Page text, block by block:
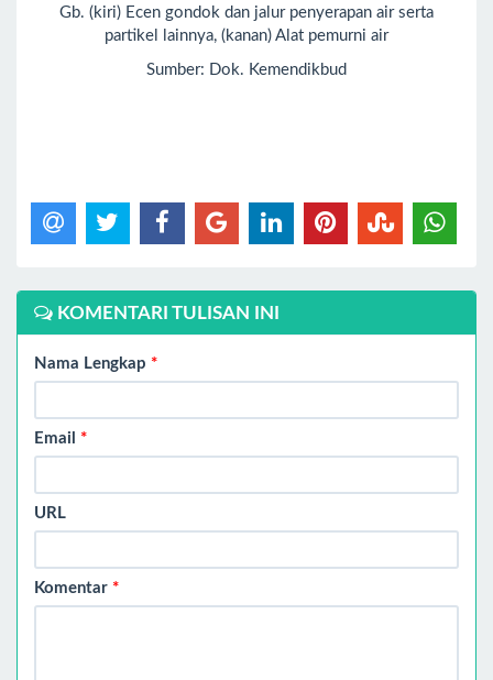
Gb. (kiri) Ecen gondok dan jalur penyerapan air serta
partikel lainnya, (kanan) Alat pemurni air
Sumber: Dok. Kemendikbud
KOMENTARI TULISAN INI
Nama Lengkap *
Email *
URL
Komentar *